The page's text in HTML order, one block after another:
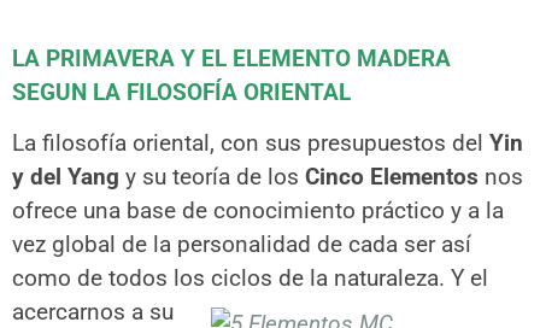
LA PRIMAVERA Y EL ELEMENTO MADERA
SEGUN LA FILOSOFÍA ORIENTAL
La filosofía oriental, con sus presupuestos del Yin
y del Yang y su teoría de los Cinco Elementos nos
ofrece una base de conocimiento práctico y a la
vez global de la personalidad de cada ser así
como de todos los ciclos de la naturaleza. Y el
acercarnos a su